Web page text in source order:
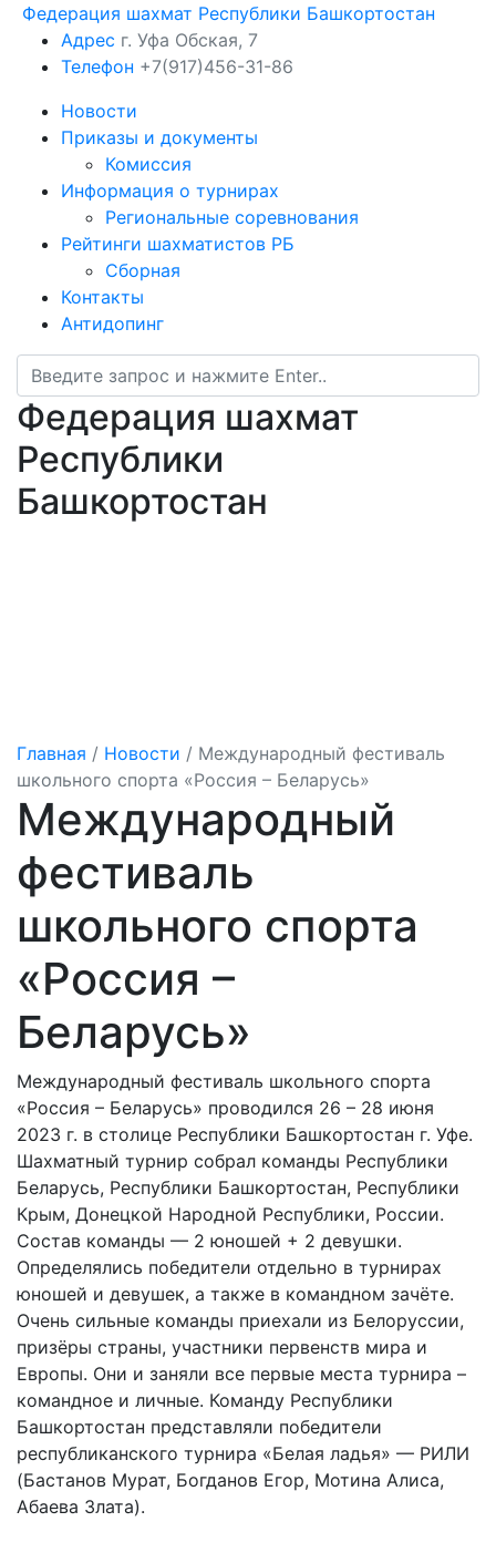
Федерация шахмат Республики Башкортостан
Адрес г. Уфа Обская, 7
Телефон +7(917)456-31-86
Новости
Приказы и документы
Комиссия
Информация о турнирах
Региональные соревнования
Рейтинги шахматистов РБ
Сборная
Контакты
Антидопинг
Федерация шахмат
Республики
Башкортостан
Главная / Новости / Международный фестиваль
школьного спорта «Россия – Беларусь»
Международный
фестиваль
школьного спорта
«Россия –
Беларусь»
Международный фестиваль школьного спорта
«Россия – Беларусь» проводился 26 – 28 июня
2023 г. в столице Республики Башкортостан г. Уфе.
Шахматный турнир собрал команды Республики
Беларусь, Республики Башкортостан, Республики
Крым, Донецкой Народной Республики, России.
Состав команды — 2 юношей + 2 девушки.
Определялись победители отдельно в турнирах
юношей и девушек, а также в командном зачёте.
Очень сильные команды приехали из Белоруссии,
призёры страны, участники первенств мира и
Европы. Они и заняли все первые места турнира –
командное и личные. Команду Республики
Башкортостан представляли победители
республиканского турнира «Белая ладья» — РИЛИ
(Бастанов Мурат, Богданов Егор, Мотина Алиса,
Абаева Злата).